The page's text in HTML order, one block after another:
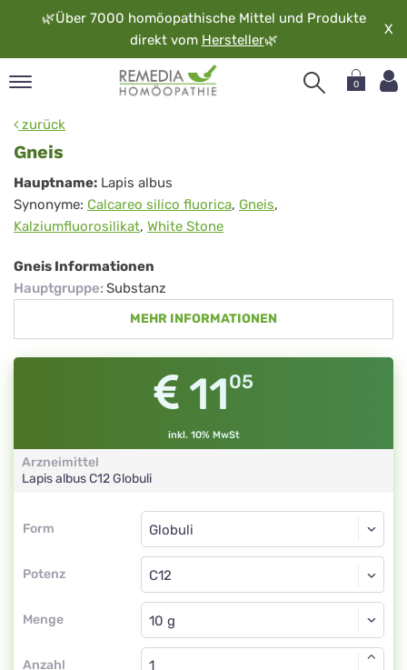
🌿Über 7000 homöopathische Mittel und Produkte
direkt vom Hersteller🌿
X
0
zurück
Gneis
Gneis
Hauptname: Lapis albus
Synonyme: Calcareo silico fluorica, Gneis,
Kalziumfluorosilikat, White Stone
Gneis Informationen
Hauptgruppe: Substanz
MEHR INFORMATIONEN
1105
inkl. 10% MwSt
Arzneimittel
Lapis albusC12Globuli
Form
Form
Potenz
Globuli
C12
Menge
Globuli
Anzahl